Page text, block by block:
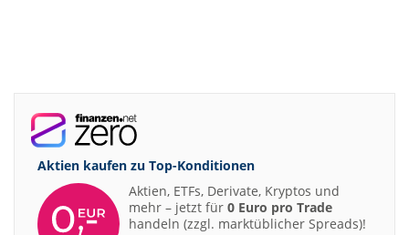
Aktien kaufen zu Top-Konditionen
Aktien, ETFs, Derivate, Kryptos und
mehr – jetzt für 0 Euro pro Trade
handeln (zzgl. marktüblicher Spreads)!